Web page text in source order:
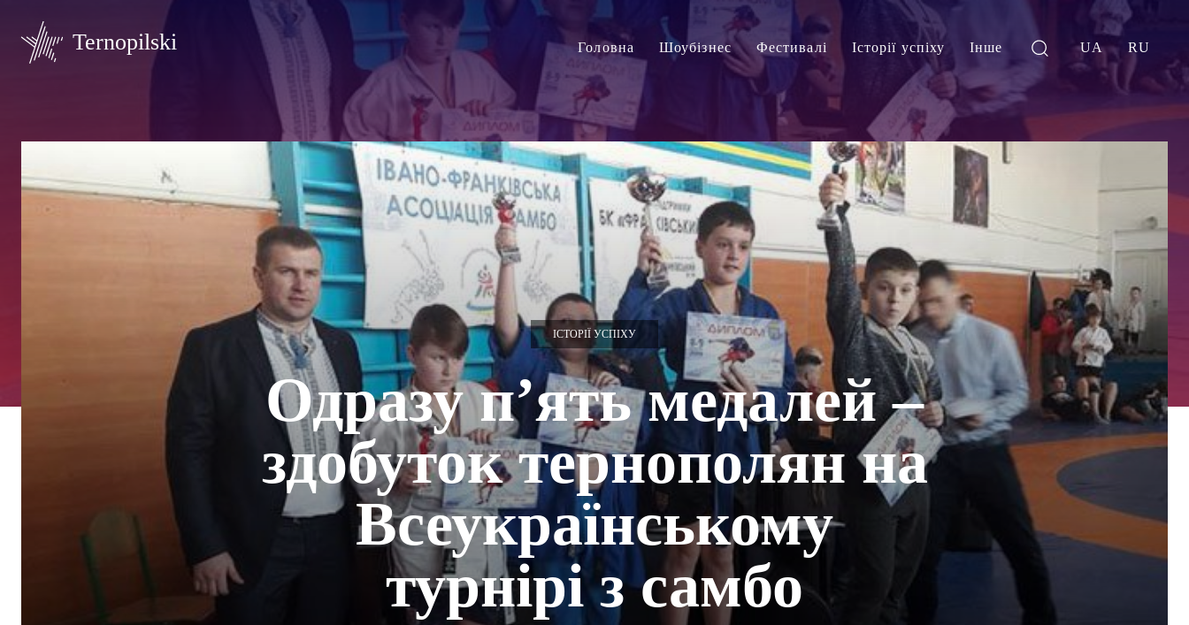
Ternopilski Головна Шоубізнес Фестивалі Історії успіху Інше UA RU
ІСТОРІЇ УСПІХУ
Одразу п’ять медалей –
здобуток тернополян на
Всеукраїнському
турнірі з самбо